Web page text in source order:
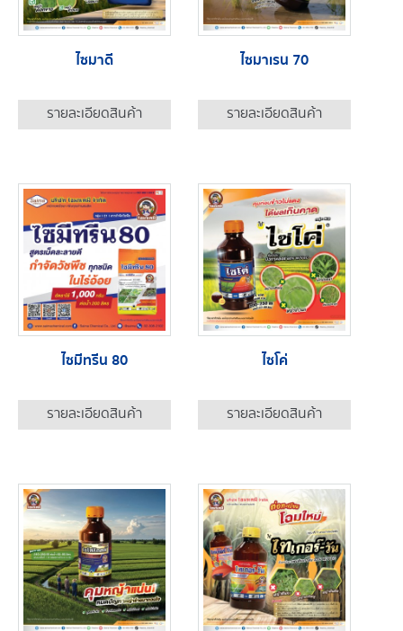
ไซมาดี
รายละเอียดสินค้า
ไซมาเรน 70
รายละเอียดสินค้า
ไซมีทรีน 80
รายละเอียดสินค้า
ไซโค่
รายละเอียดสินค้า